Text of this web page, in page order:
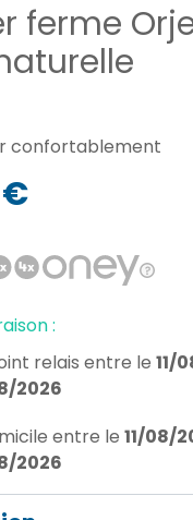
ferme
confortablement
:
relais entre le 11/
2026
entre le 11/08/
2026